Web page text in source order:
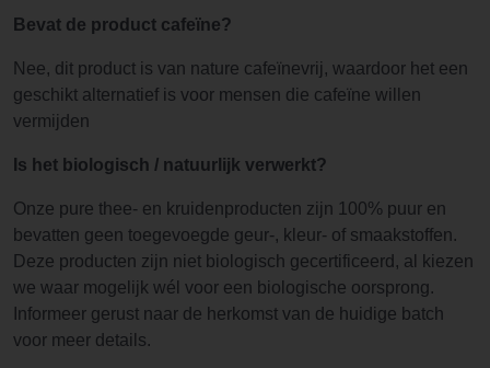
Bevat de product cafeïne?
Nee, dit product is van nature cafeïnevrij, waardoor het een
geschikt alternatief is voor mensen die cafeïne willen
vermijden
Is het biologisch / natuurlijk verwerkt?
Onze pure thee- en kruidenproducten zijn 100% puur en
bevatten geen toegevoegde geur-, kleur- of smaakstoffen.
Deze producten zijn niet biologisch gecertificeerd, al kiezen
we waar mogelijk wél voor een biologische oorsprong.
Informeer gerust naar de herkomst van de huidige batch
voor meer details.